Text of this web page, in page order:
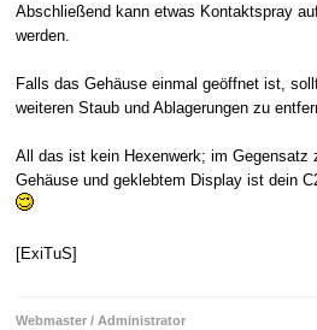
Abschließend kann etwas Kontaktspray
werden.
Falls das Gehäuse einmal geöffnet ist,
weiteren Staub und Ablagerungen zu
All das ist kein Hexenwerk; im Gegensatz
Gehäuse und geklebtem Display ist dein
[ExiTuS]
Webmaster / Administrator